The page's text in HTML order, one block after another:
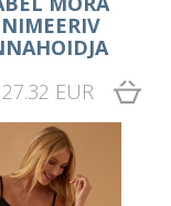
27.32 EUR